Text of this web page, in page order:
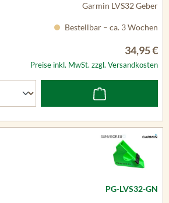
Garmin LVS32 Geber
Bestellbar – ca. 3 Wochen
34,95 €
Preise inkl. MwSt. zzgl. Versandkosten
PG-LVS32-GN